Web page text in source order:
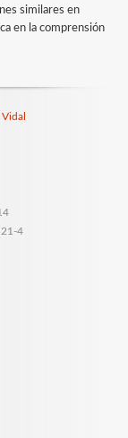
similares en
en la comprensión
4